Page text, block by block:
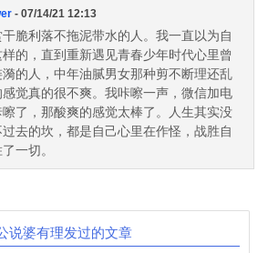
- 07/14/21 12:13
脆利落不拖泥带水的人。我一直以为自
的，直到重新遇见青春少年时代心里曾
的人，中年油腻男女那种剪不断理还乱
感觉真的很不爽。我咔嚓一声，微信加电
了，那酸爽的感觉太棒了。人生其实没
去的坎，都是自己心里在作怪，战胜自
一切。
说婆有理发过的文章